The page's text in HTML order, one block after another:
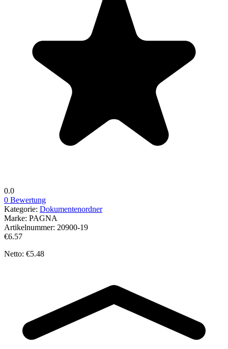
0.0
0 Bewertung
Kategorie: Dokumentenordner
Marke: PAGNA
Artikelnummer: 20900-19
€6.57
Netto: €5.48